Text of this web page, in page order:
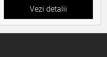
Vezi detalii